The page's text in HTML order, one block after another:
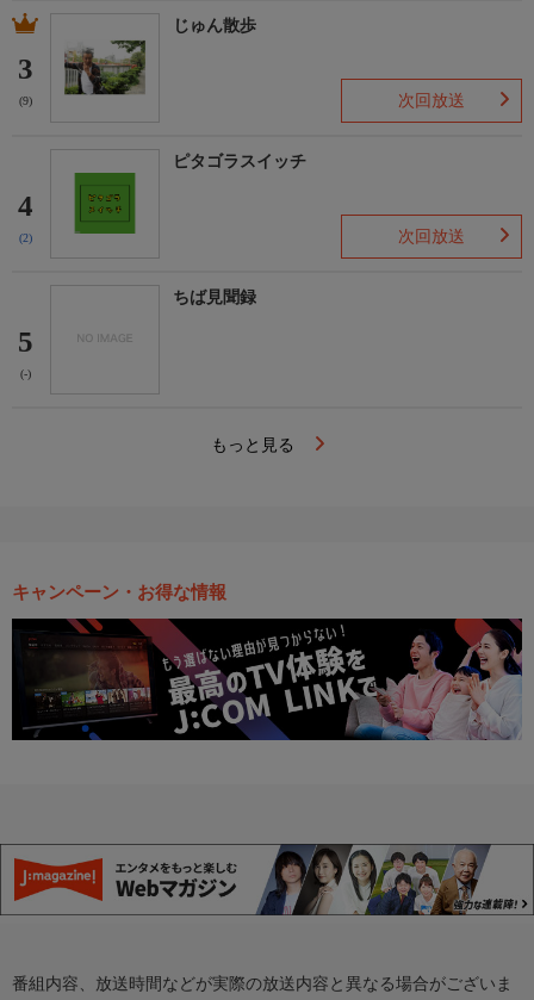
3
(9)
じゅん散歩
次回放送
4
(2)
ピタゴラスイッチ
次回放送
5
(-)
ちば見聞録
もっと見る
キャンペーン・お得な情報
番組内容、放送時間などが実際の放送内容と異なる場合がございま